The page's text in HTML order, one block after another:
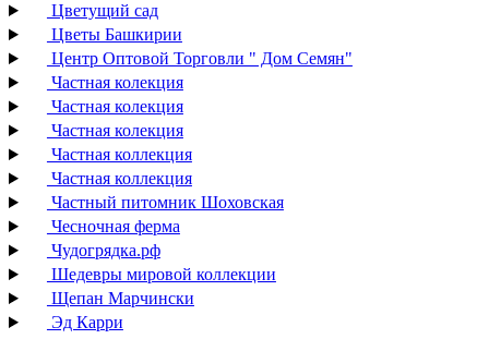
Цветущий сад
Цветы Башкирии
Центр Оптовой Торговли " Дом Семян"
Частная колекция
Частная колекция
Частная колекция
Частная коллекция
Частная коллекция
Частный питомник Шоховская
Чесночная ферма
Чудогрядка.рф
Шедевры мировой коллекции
Щепан Марчински
Эд Карри